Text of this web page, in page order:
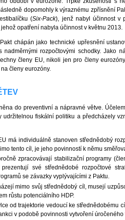
dopomohly k výraznému zpřísnění
(Six-Pack), jenž nabyl účinnost v
jehož opatření nabyla účinnost v květnu 2013.
chápán jako technické upřesnění
nadměrnými rozpočtovými schodky. Jako
členy EU, nikoli jen pro členy
členy eurozóny.
do preventivní a nápravné větve.
udržitelnou fiskální politiku a předcházely
má individuálně stanoven střednědobý
tento cíl, je jeho povinností k němu
zpracovávají stabilizační programy
své střednědobé rozpočtové
se závazky vyplývajícími z Paktu.
mimo svůj střednědobý cíl, musejí
růstu potenciálního HDP.
od trajektorie vedoucí ke střednědobému
v podobě povinnosti vytvoření úročeného